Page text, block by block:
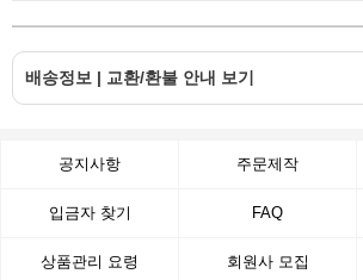
배송정보 | 교환/환불 안내 보기
공지사항 주문제작
입금자 찾기 FAQ
상품관리 요령 회원사 모집